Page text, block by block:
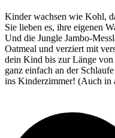
Kinder wachsen wie Kohl,
Sie lieben es, ihre eigenen
Und die Jungle Jambo-
Oatmeal und verziert mit
dein Kind bis zur Länge von
ganz einfach an der
ins Kinderzimmer! (Auch in